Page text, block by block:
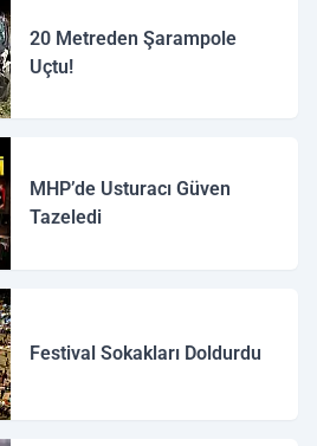
20 Metreden Şarampole
Uçtu!
MHP’de Usturacı Güven
Tazeledi
Festival Sokakları Doldurdu